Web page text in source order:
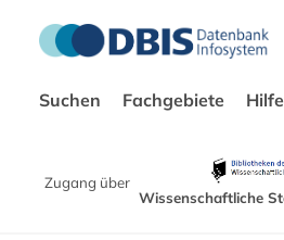
Suchen Fachgebiete Hilfe
Zugang über
Wissenschaftliche